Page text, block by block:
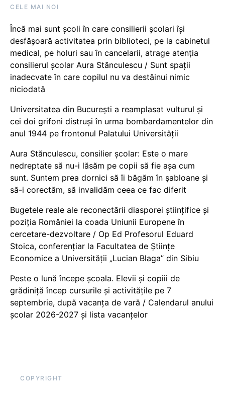
CELE MAI NOI
Încă mai sunt școli în care consilierii școlari își
desfășoară activitatea prin biblioteci, pe la cabinetul
medical, pe holuri sau în cancelarii, atrage atenția
consilierul școlar Aura Stănculescu / Sunt spații
inadecvate în care copilul nu va destăinui nimic
niciodată
Universitatea din București a reamplasat vulturul și
cei doi grifoni distruși în urma bombardamentelor din
anul 1944 pe frontonul Palatului Universității
Aura Stănculescu, consilier școlar: Este o mare
nedreptate să nu-i lăsăm pe copii să fie așa cum
sunt. Suntem prea dornici să îi băgăm în șabloane și
să-i corectăm, să invalidăm ceea ce fac diferit
Bugetele reale ale reconectării diasporei științifice și
poziția României la coada Uniunii Europene în
cercetare-dezvoltare / Op Ed Profesorul Eduard
Stoica, conferențiar la Facultatea de Științe
Economice a Universității „Lucian Blaga” din Sibiu
Peste o lună începe școala. Elevii și copiii de
grădiniță încep cursurile și activitățile pe 7
septembrie, după vacanța de vară / Calendarul anului
școlar 2026-2027 și lista vacanțelor
COPYRIGHT